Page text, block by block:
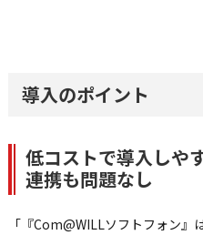
導入のポイント
低コストで導入しや
連携も問題なし
「『Com@WILLソフトフォン』